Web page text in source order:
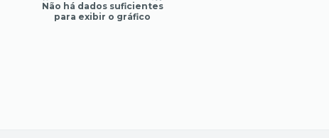
Não há dados suficientes
para exibir o gráfico